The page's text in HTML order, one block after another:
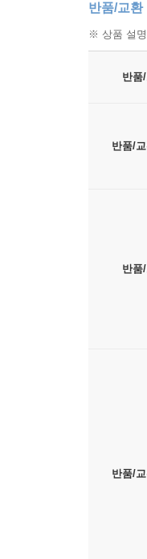
반품/교환
※ 상품 설
반품
반품/
반품
반품/